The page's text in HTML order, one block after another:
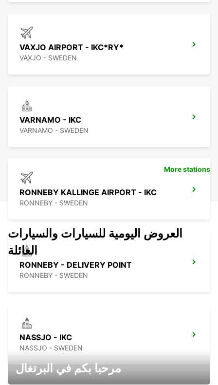
VAXJO AIRPORT - IKC*RY*
VAXJO - SWEDEN
VARNAMO - IKC
VARNAMO - SWEDEN
RONNEBY KALLINGE AIRPORT - IKC
RONNEBY - SWEDEN
RONNEBY - DELIVERY POINT
RONNEBY - SWEDEN
NASSJO - IKC
NASSJO - SWEDEN
More stations
العروض اليومية للسيارات والسيارات
العائلة
مرحبا بكم في البرتغال